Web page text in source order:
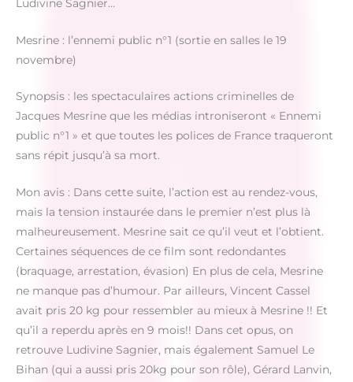
Ludivine Sagnier…
Mesrine : l’ennemi public n°1 (sortie en salles le 19
novembre)
Synopsis : les spectaculaires actions criminelles de
Jacques Mesrine que les médias introniseront « Ennemi
public n°1 » et que toutes les polices de France traqueront
sans répit jusqu’à sa mort.
Mon avis : Dans cette suite, l’action est au rendez-vous,
mais la tension instaurée dans le premier n’est plus là
malheureusement. Mesrine sait ce qu’il veut et l’obtient.
Certaines séquences de ce film sont redondantes
(braquage, arrestation, évasion) En plus de cela, Mesrine
ne manque pas d’humour. Par ailleurs, Vincent Cassel
avait pris 20 kg pour ressembler au mieux à Mesrine !! Et
qu’il a reperdu après en 9 mois!! Dans cet opus, on
retrouve Ludivine Sagnier, mais également Samuel Le
Bihan (qui a aussi pris 20kg pour son rôle), Gérard Lanvin,